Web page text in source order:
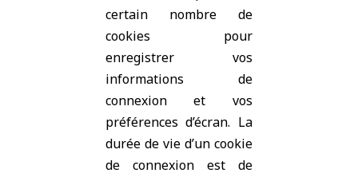
certain nombre de
cookies pour
enregistrer vos
informations de
connexion et vos
préférences d’écran. La
durée de vie d’un cookie
de connexion est de